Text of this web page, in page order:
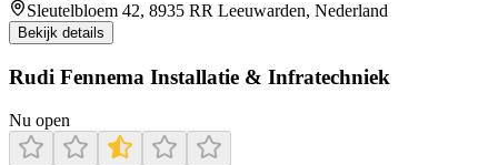
Sleutelbloem 42, 8935 RR Leeuwarden, Nederland
Bekijk details
Rudi Fennema Installatie & Infratechniek
Nu open